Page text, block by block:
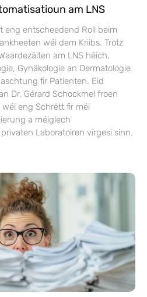
am LNS
eng entscheedend Roll beim
wéi dem Kriibs. Trotz
am LNS héich,
Gynäkologie an Dermatologie
fir Patienten. Eid
Dr. Gérard Schockmel froen
wéi eng Schrëtt fir méi
a méiglech
Laboratoiren virgesi sinn.